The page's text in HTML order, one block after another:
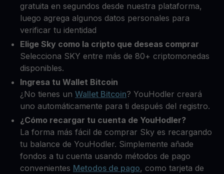
gratuita en segundos desde nuestra plataforma,
luego agrega algunos datos personales para
verificar tu identidad
Elige Sky como la cripto que deseas comprar
Selecciona SKY entre más de 80+ criptomonedas
disponibles.
Ingresa tu Wallet Bitcoin
¿No tienes un Wallet Bitcoin? YouHodler creará
uno automáticamente para ti después del registro.
¿Cómo recargar tu cuenta de YouHodler?
La forma más fácil de comprar Sky es recargando
tu balance de YouHodler. Simplemente añade
fondos a tu cuenta usando métodos de pago
convenientes Metodos de pago, como tarjeta de